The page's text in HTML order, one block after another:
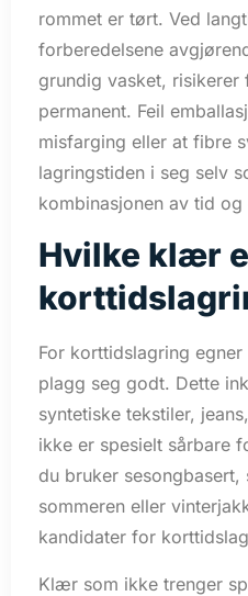
rommet er tørt. Ved
forberedelsene
grundig vasket, risikerer
permanent. Feil
misfarging eller at fibre
lagringstiden i seg selv
kombinasjonen av tid
Hvilke klær
For korttidslagring
plagg seg godt. Dette
syntetiske tekstiler,
ikke er spesielt sårbare
du bruker
sommeren eller
kandidater for
Klær som ikke trenger